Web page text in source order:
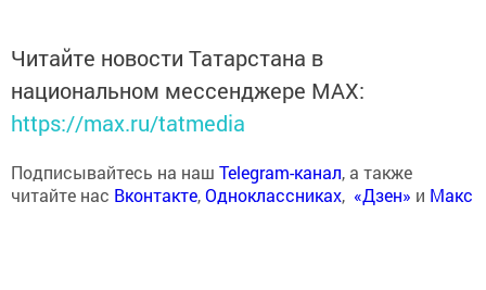
Читайте новости Татарстана в
национальном мессенджере MАХ:
https://max.ru/tatmedia
Подписывайтесь на наш Telegram-канал, а также
читайте нас Вконтакте,Одноклассниках, «Дзен» и Макс